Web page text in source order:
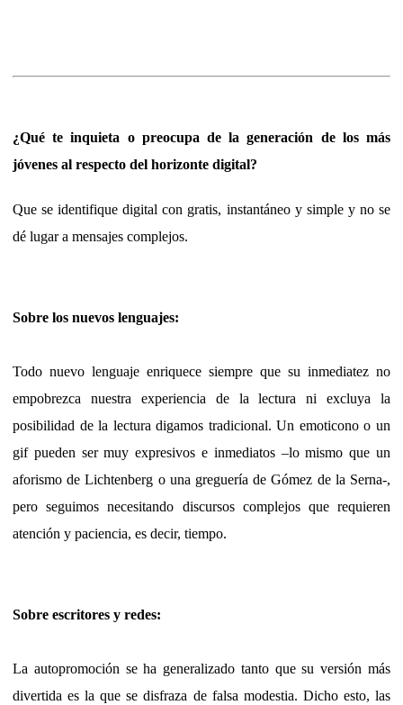
¿Qué te inquieta o preocupa de la generación de los más
jóvenes al respecto del horizonte digital?
Que se identifique digital con gratis, instantáneo y simple y no se
dé lugar a mensajes complejos.
Sobre los nuevos lenguajes:
Todo nuevo lenguaje enriquece siempre que su inmediatez no
empobrezca nuestra experiencia de la lectura ni excluya la
posibilidad de la lectura digamos tradicional. Un emoticono o un
gif pueden ser muy expresivos e inmediatos –lo mismo que un
aforismo de Lichtenberg o una greguería de Gómez de la Serna-,
pero seguimos necesitando discursos complejos que requieren
atención y paciencia, es decir, tiempo.
Sobre escritores y redes:
La autopromoción se ha generalizado tanto que su versión más
divertida es la que se disfraza de falsa modestia. Dicho esto, las